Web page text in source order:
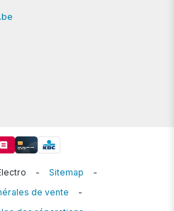
- Sitemap
-
de vente
-